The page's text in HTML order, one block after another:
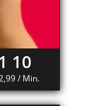
10
/ Min.